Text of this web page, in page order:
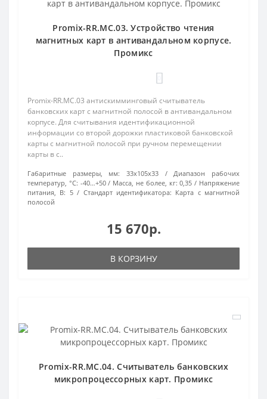
Promix-RR.MC.03. Устройство чтения
магнитных карт в антивандальном корпусе.
Промикс
Promix-RR.MC.03 антискимминговый считыватель
банковских карт с магнитной полосой в антивандальном
корпусе. Для считывания идентификационной
информации со второй дорожки пластиковой банковской
карты с магнитной полосой при ручном перемещении
карты в с..
Габаритные размеры, мм: 33х105х33
Диапазон рабочих
температур, °С: -40…+50 Масса, не более, кг: 0,35
Напряжение
питания, В: 5 Стандарт идентификатора: Карта с магнитной
полосой
15 670р.
В КОРЗИНУ
Promix-RR.MC.04. Считыватель банковских
микропроцессорных карт. Промикс